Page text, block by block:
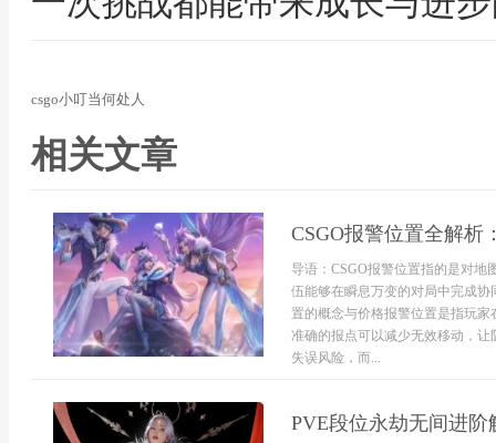
csgo小叮当何处人
相关文章
CSGO报警位置全解析
导语：CSGO报警位置指的是对地
伍能够在瞬息万变的对局中完成
置的概念与价格报警位置是指玩
准确的报点可以减少无效移动，
失误风险，而...
PVE段位永劫无间进阶